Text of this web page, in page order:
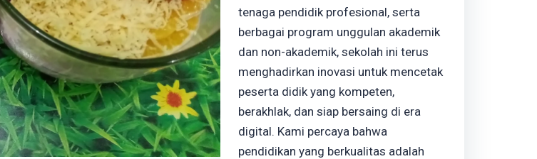
tenaga pendidik profesional, serta
berbagai program unggulan akademik
dan non-akademik, sekolah ini terus
menghadirkan inovasi untuk mencetak
peserta didik yang kompeten,
berakhlak, dan siap bersaing di era
digital. Kami percaya bahwa
pendidikan yang berkualitas adalah